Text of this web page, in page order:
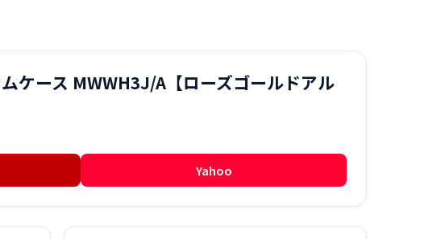
ケース MWWH3J/A【ローズゴールドアル
Yahoo